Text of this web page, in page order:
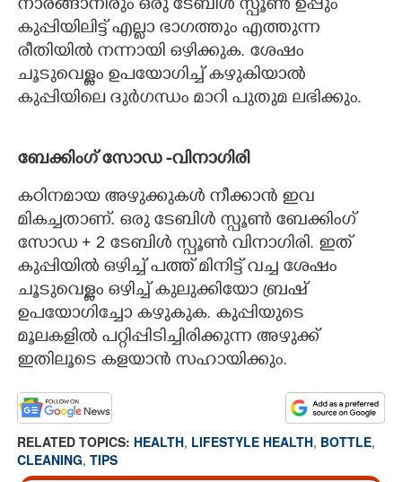
നാരങ്ങാനീരും ഒരു ടേബിൾ സ്പൂൺ ഉപ്പും
കുപ്പിയിലിട്ട് എല്ലാ ഭാഗത്തും എത്തുന്ന
രീതിയിൽ നന്നായി ഒഴിക്കുക. ശേഷം
ചൂടുവെള്ളം ഉപയോഗിച്ച് കഴുകിയാൽ
കുപ്പിയിലെ ദുർഗന്ധം മാറി പുതുമ ലഭിക്കും.
ബേക്കിംഗ് സോഡ -വിനാഗിരി
കഠിനമായ അഴുക്കുകൾ നീക്കാൻ ഇവ
മികച്ചതാണ്. ഒരു ടേബിൾ സ്പൂൺ ബേക്കിംഗ്
സോഡ + 2 ടേബിൾ സ്പൂൺ വിനാഗിരി. ഇത്
കുപ്പിയിൽ ഒഴിച്ച് പത്ത് മിനിട്ട് വച്ച ശേഷം
ചൂടുവെള്ളം ഒഴിച്ച് കുലുക്കിയോ ബ്രഷ്
ഉപയോഗിച്ചോ കഴുകുക. കുപ്പിയുടെ
മൂലകളിൽ പറ്റിപ്പിടിച്ചിരിക്കുന്ന അഴുക്ക്
ഇതിലൂടെ കളയാൻ സഹായിക്കും.
RELATED TOPICS: HEALTH, LIFESTYLE HEALTH, BOTTLE,
CLEANING, TIPS